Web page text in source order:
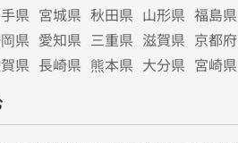
県 宮城県 秋田県 山形県 福島県
県 愛知県 三重県 滋賀県 京都府
県 長崎県 熊本県 大分県 宮崎県